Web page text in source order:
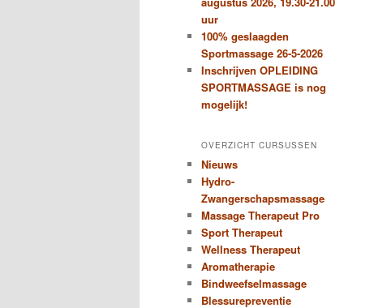
uur
100% geslaagden
Sportmassage 26-5-2026
Inschrijven OPLEIDING
SPORTMASSAGE is nog
mogelijk!
OVERZICHT CURSUSSEN
Nieuws
Hydro-
Zwangerschapsmassage
Massage Therapeut Pro
Sport Therapeut
Wellness Therapeut
Aromatherapie
Bindweefselmassage
Blessurepreventie